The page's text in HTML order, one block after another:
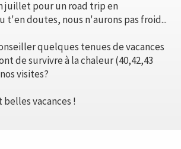
juillet pour un road trip en
t'en doutes, nous n'aurons pas froid...
quelques tenues de vacances
de survivre à la chaleur (40,42,43
visites?
vacances !